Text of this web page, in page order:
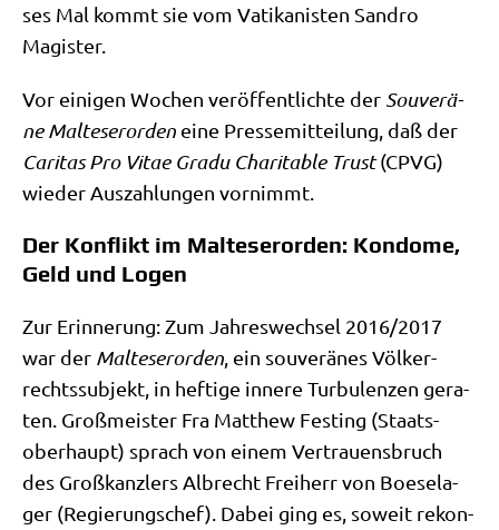
ses Mal kommt sie vom Vati­ka­ni­sten San­dro
Magister.
Vor eini­gen Wochen ver­öf­fent­lich­te der Sou­ve­rä­
ne Mal­te­ser­or­den eine Pres­se­mit­tei­lung, daß der
Cari­tas Pro Vitae Gra­du Cha­ri­ta­ble Trust(CPVG)
wie­der Aus­zah­lun­gen vornimmt.
Der Konflikt im Malteserorden: Kondome,
Geld und Logen
Zur Erin­ne­rung: Zum Jah­res­wech­sel 2016/​2017
war der Mal­te­ser­or­den , ein sou­ve­rä­nes Völ­ker­
rechts­sub­jekt, in hef­ti­ge inne­re Tur­bu­len­zen gera­
ten. Groß­mei­ster Fra Matthew Fest­ing (Staats­
ober­haupt) sprach von einem Ver­trau­ens­bruch
des Groß­kanz­lers Albrecht Frei­herr von Boe­se­la­
ger (Regie­rungs­chef). Dabei ging es, soweit rekon­